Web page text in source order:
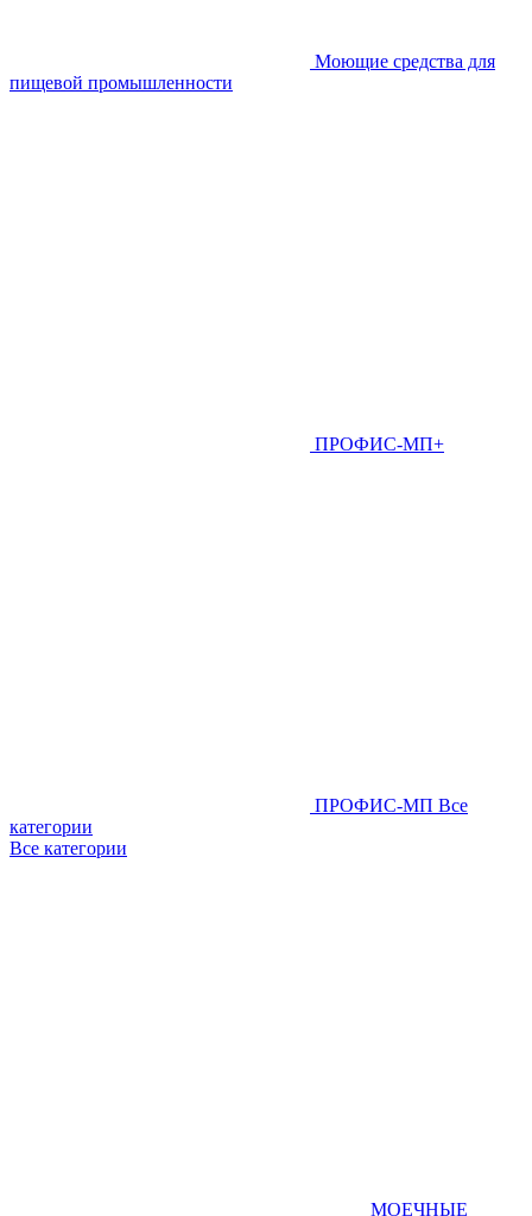
Моющие средства для
пищевой промышленности
ПРОФИС-МП+
ПРОФИС-МП Все
категории
Все категории
МОЕЧНЫЕ